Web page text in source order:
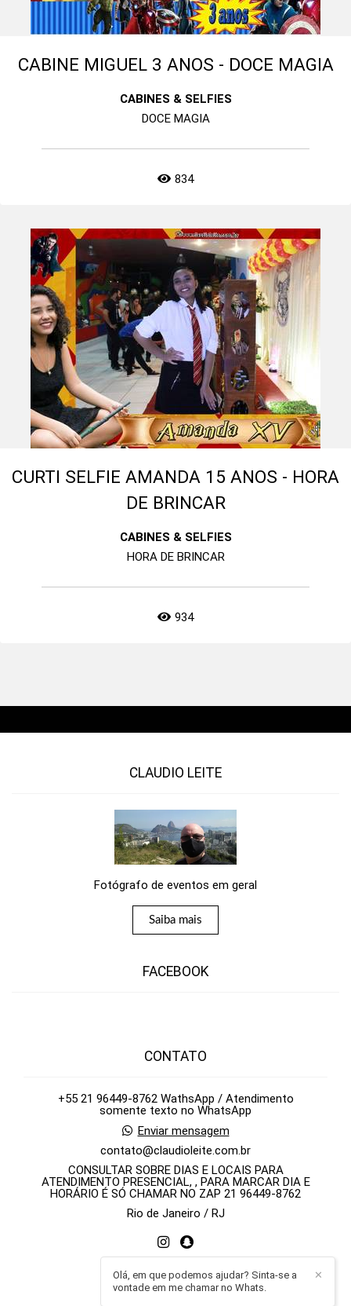
CABINE MIGUEL 3 ANOS - DOCE MAGIA
CABINES & SELFIES
DOCE MAGIA
834
CURTI SELFIE AMANDA 15 ANOS - HORA
DE BRINCAR
CABINES & SELFIES
HORA DE BRINCAR
934
CLAUDIO LEITE
Fotógrafo de eventos em geral
Saiba mais
FACEBOOK
CONTATO
+55 21 96449-8762 WathsApp / Atendimento
somente texto no WhatsApp
Enviar mensagem
contato@claudioleite.com.br
CONSULTAR SOBRE DIAS E LOCAIS PARA
ATENDIMENTO PRESENCIAL, , PARA MARCAR DIA E
HORÁRIO É SÓ CHAMAR NO ZAP 21 96449-8762
Rio de Janeiro / RJ
✕
Olá, em que podemos ajudar? Sinta-se a
vontade em me chamar no Whats.